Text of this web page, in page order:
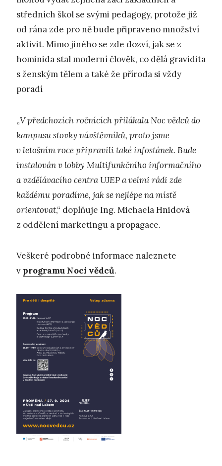
středních škol se svými pedagogy, protože již
od rána zde pro ně bude připraveno množství
aktivit. Mimo jiného se zde dozví, jak se z
hominida stal moderní člověk, co dělá gravidita
s ženským tělem a také že příroda si vždy
poradí
„V předchozích ročnících přilákala Noc vědců do
kampusu stovky návštěvníků, proto jsme
v letošním roce připravili také infostánek. Bude
instalován v lobby Multifunkčního informačního
a vzdělávacího centra UJEP a velmi rádi zde
každému poradíme, jak se nejlépe na místě
orientovat,“ doplňuje Ing. Michaela Hnidová
z oddělení marketingu a propagace.
Veškeré podrobné informace naleznete
v programu Noci vědců.